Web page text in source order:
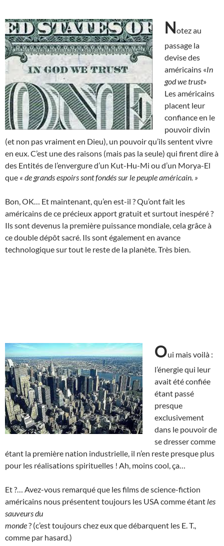
Notez au
passage la
devise des
américains «In
god we trust»
Les américains
placent leur
confiance en le
pouvoir divin
(et non pas vraiment en Dieu), un pouvoir qu’ils sentent vivre
en eux. C’est une des raisons (mais pas la seule) qui firent dire à
des Entités de l’envergure d’un Kut-Hu-Mi ou d’un Morya-El
que « de grands espoirs sont fondés sur le peuple américain. »
Bon, OK… Et maintenant, qu’en est-il ? Qu’ont fait les
américains de ce précieux apport gratuit et surtout inespéré ?
Ils sont devenus la première puissance mondiale, cela grâce à
ce double dépôt sacré. Ils sont également en avance
technologique sur tout le reste de la planète. Très bien.
Oui mais voilà :
l’énergie qui leur
avait été confiée
étant passé
presque
exclusivement
dans le pouvoir de
se dresser comme
étant la première nation industrielle, il n’en reste presque plus
pour les réalisations spirituelles ! Ah, moins cool, ça…
Et ?… Avez-vous remarqué que les films de science-fiction
américains nous présentent toujours les USA comme étant les
sauveurs du
monde? (c’est toujours chez eux que débarquent les E. T.,
comme par hasard.)